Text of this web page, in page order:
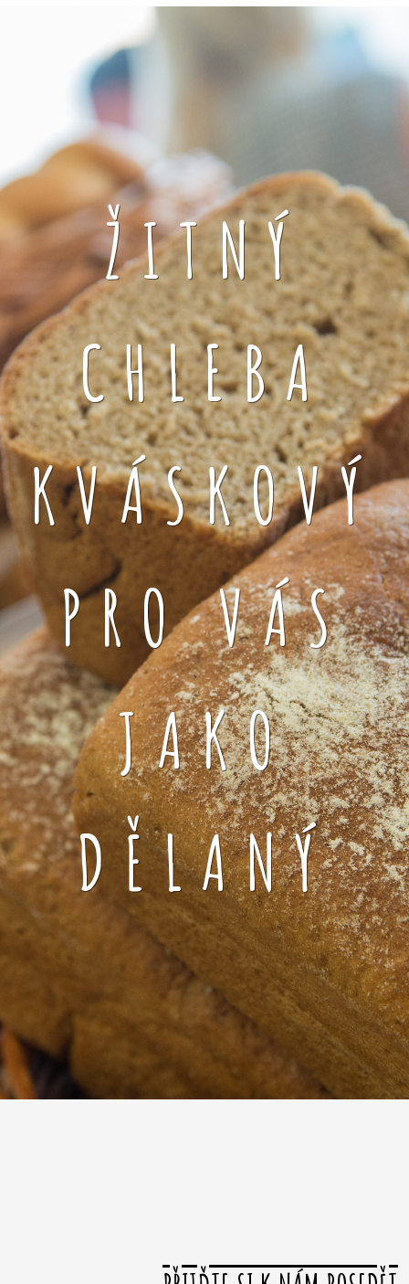
ŽITNÝ
CHLEBA
KVÁSKOVÝ
PRO VÁS
JAKO
DĚLANÝ